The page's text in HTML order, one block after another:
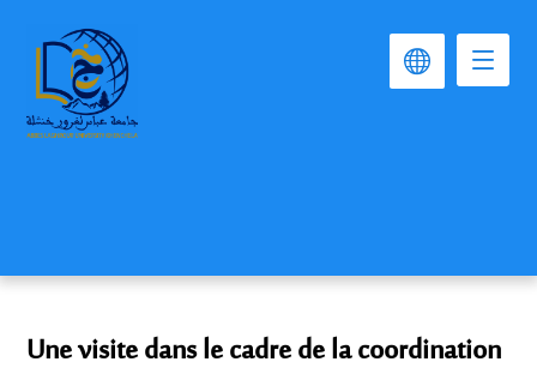
Une visite dans le cadre de la coordination